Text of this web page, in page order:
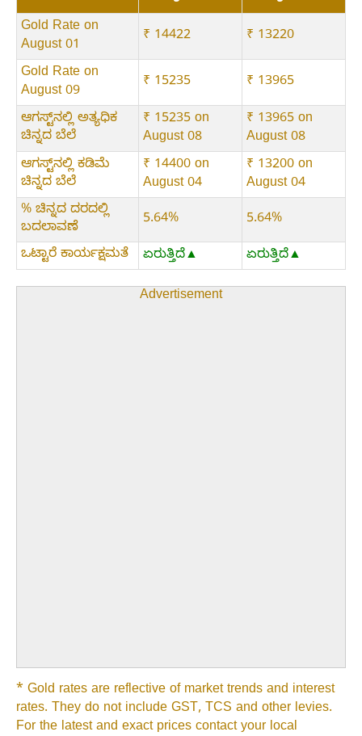
Gold Rate on
August 01
₹ 14422 ₹ 13220
Gold Rate on
August 09
₹ 15235 ₹ 13965
ಆಗಸ್ಟ್‌ನಲ್ಲಿ ಅತ್ಯಧಿಕ
ಚಿನ್ನದ ಬೆಲೆ
₹ 15235 on
August 08
₹ 13965 on
August 08
ಆಗಸ್ಟ್‌ನಲ್ಲಿ ಕಡಿಮೆ
ಚಿನ್ನದ ಬೆಲೆ
₹ 14400 on
August 04
₹ 13200 on
August 04
% ಚಿನ್ನದ ದರದಲ್ಲಿ
ಬದಲಾವಣೆ
5.64%
5.64%
ಒಟ್ಟಾರೆ ಕಾರ್ಯಕ್ಷಮತೆ
ಏರುತ್ತಿದೆ▲ ಏರುತ್ತಿದೆ▲
Advertisement
* Gold rates are reflective of market trends and interest
rates. They do not include GST, TCS and other levies.
For the latest and exact prices contact your local